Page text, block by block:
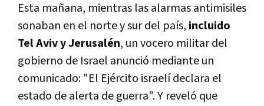
Esta mañana, mientras las alarmas antimisiles
sonaban en el norte y sur del país, incluido
Tel Aviv y Jerusalén, un vocero militar del
gobierno de Israel anunció mediante un
comunicado: "El Ejército israelí declara el
estado de alerta de guerra". Y reveló que